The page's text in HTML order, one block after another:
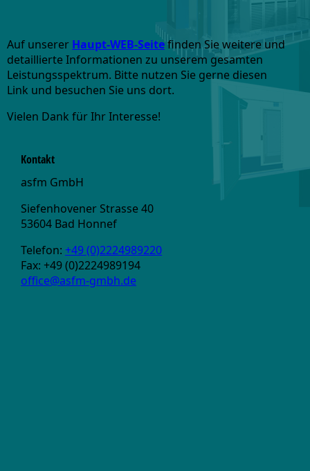
Auf unserer Haupt-WEB-Seitefinden Sie weitere und
detaillierte Informationen zu unserem gesamten
Leistungsspektrum. Bitte nutzen Sie gerne diesen
Link und besuchen Sie uns dort.
Vielen Dank für Ihr Interesse!
Kontakt
asfm GmbH
Siefenhovener Strasse 40
53604 Bad Honnef
Telefon: +49 (0)2224989220
Fax: +49 (0)2224989194
office@asfm-gmbh.de